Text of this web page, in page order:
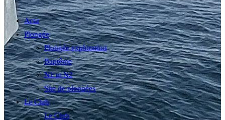
search
Actu
Plongée
Plongée exploration
Baptême
N1 et N2
Site de plongées
Le Club
Le Club